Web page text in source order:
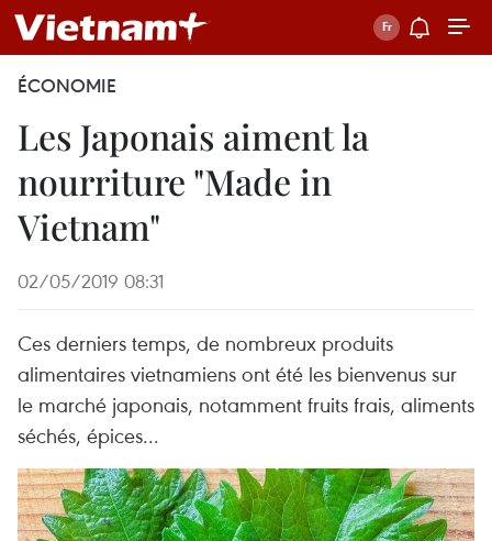
ÉCONOMIE
Les Japonais aiment la
nourriture "Made in
Vietnam"
02/05/2019 08:31
Ces derniers temps, de nombreux produits
alimentaires vietnamiens ont été les bienvenus sur
le marché japonais, notamment fruits frais, aliments
séchés, épices...